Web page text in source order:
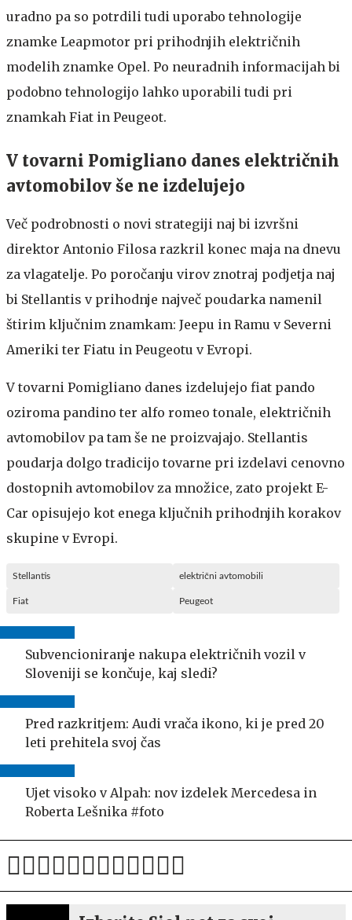
uradno pa so potrdili tudi uporabo tehnologije
znamke Leapmotor pri prihodnjih električnih
modelih znamke Opel. Po neuradnih informacijah bi
podobno tehnologijo lahko uporabili tudi pri
znamkah Fiat in Peugeot.
V tovarni Pomigliano danes električnih
avtomobilov še ne izdelujejo
Več podrobnosti o novi strategiji naj bi izvršni
direktor Antonio Filosa razkril konec maja na dnevu
za vlagatelje. Po poročanju virov znotraj podjetja naj
bi Stellantis v prihodnje največ poudarka namenil
štirim ključnim znamkam: Jeepu in Ramu v Severni
Ameriki ter Fiatu in Peugeotu v Evropi.
V tovarni Pomigliano danes izdelujejo fiat pando
oziroma pandino ter alfo romeo tonale, električnih
avtomobilov pa tam še ne proizvajajo. Stellantis
poudarja dolgo tradicijo tovarne pri izdelavi cenovno
dostopnih avtomobilov za množice, zato projekt E-
Car opisujejo kot enega ključnih prihodnjih korakov
skupine v Evropi.
Stellantis električni avtomobili
Fiat Peugeot
Subvencioniranje nakupa električnih vozil v
Sloveniji se končuje, kaj sledi?
Pred razkritjem: Audi vrača ikono, ki je pred 20
leti prehitela svoj čas
Ujet visoko v Alpah: nov izdelek Mercedesa in
Roberta Lešnika #foto